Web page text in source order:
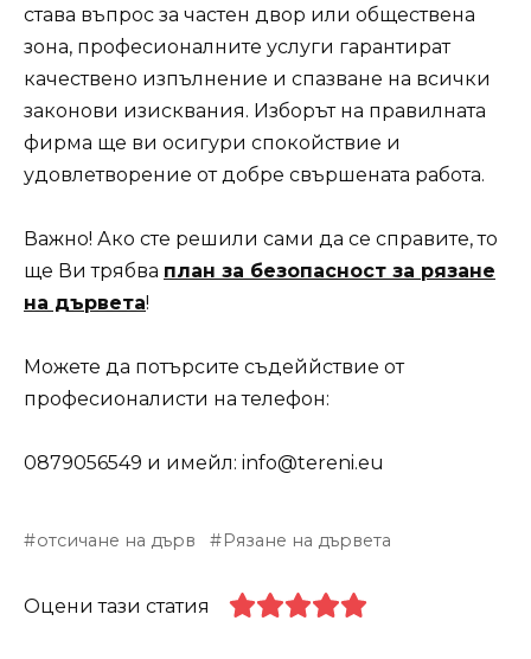
става въпрос за частен двор или обществена
зона, професионалните услуги гарантират
качествено изпълнение и спазване на всички
законови изисквания. Изборът на правилната
фирма ще ви осигури спокойствие и
удовлетворение от добре свършената работа.
Важно! Ако сте решили сами да се справите, то
ще Ви трябва план за безопасност за рязане
на дървета!
Можете да потърсите съдеййствие от
професионалисти на телефон:
0879056549 и имейл: info@tereni.eu
отсичане на дърв Рязане на дървета
Оцени тази статия